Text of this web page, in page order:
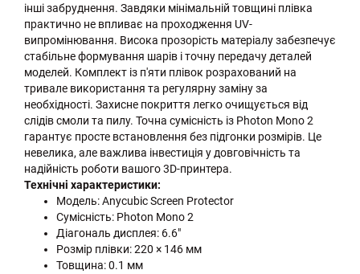
інші забруднення. Завдяки мінімальній товщині плівка
практично не впливає на проходження UV-
випромінювання. Висока прозорість матеріалу забезпечує
стабільне формування шарів і точну передачу деталей
моделей. Комплект із п'яти плівок розрахований на
тривале використання та регулярну заміну за
необхідності. Захисне покриття легко очищується від
слідів смоли та пилу. Точна сумісність із Photon Mono 2
гарантує просте встановлення без підгонки розмірів. Це
невелика, але важлива інвестиція у довговічність та
надійність роботи вашого 3D-принтера.
Технічні характеристики:
Модель: Anycubic Screen Protector
Сумісність: Photon Mono 2
Діагональ дисплея: 6.6"
Розмір плівки: 220 × 146 мм
Товщина: 0.1 мм